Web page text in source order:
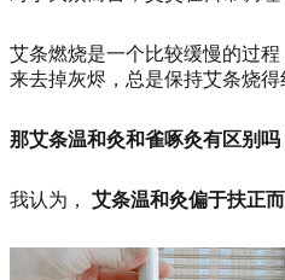
艾条燃烧是一个比较缓慢的过
来去掉灰烬，总是保持艾条烧
那艾条温和灸和雀啄灸有区别吗
我认为， 艾条温和灸偏于扶正